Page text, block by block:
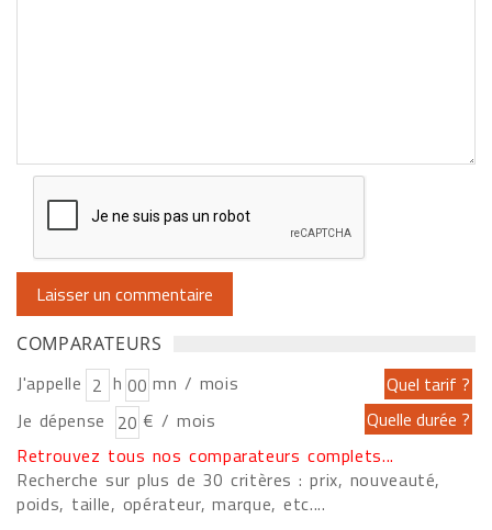
COMPARATEURS
J'appelle h
mn / mois
Je dépense
€ / mois
Retrouvez tous nos comparateurs complets...
Recherche sur plus de 30 critères : prix, nouveauté,
poids, taille, opérateur, marque, etc....